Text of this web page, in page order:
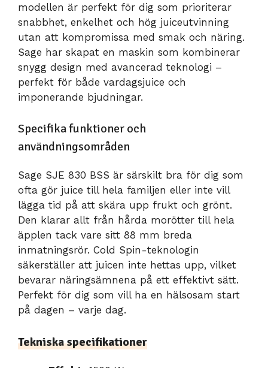
modellen är perfekt för dig som prioriterar
snabbhet, enkelhet och hög juiceutvinning
utan att kompromissa med smak och näring.
Sage har skapat en maskin som kombinerar
snygg design med avancerad teknologi –
perfekt för både vardagsjuice och
imponerande bjudningar.
Specifika funktioner och
användningsområden
Sage SJE 830 BSS är särskilt bra för dig som
ofta gör juice till hela familjen eller inte vill
lägga tid på att skära upp frukt och grönt.
Den klarar allt från hårda morötter till hela
äpplen tack vare sitt 88 mm breda
inmatningsrör. Cold Spin-teknologin
säkerställer att juicen inte hettas upp, vilket
bevarar näringsämnena på ett effektivt sätt.
Perfekt för dig som vill ha en hälsosam start
på dagen – varje dag.
Tekniska specifikationer